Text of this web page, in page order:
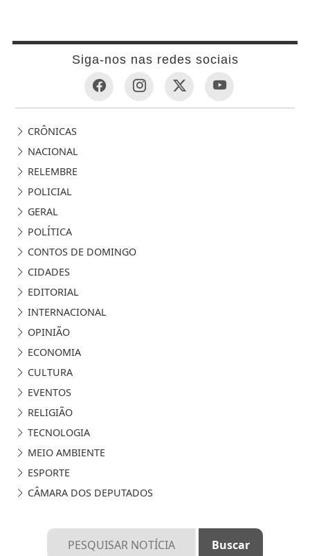
Siga-nos nas redes sociais
CRÔNICAS
NACIONAL
RELEMBRE
POLICIAL
GERAL
POLÍTICA
CONTOS DE DOMINGO
CIDADES
EDITORIAL
INTERNACIONAL
OPINIÃO
ECONOMIA
CULTURA
EVENTOS
RELIGIÃO
TECNOLOGIA
MEIO AMBIENTE
ESPORTE
CÂMARA DOS DEPUTADOS